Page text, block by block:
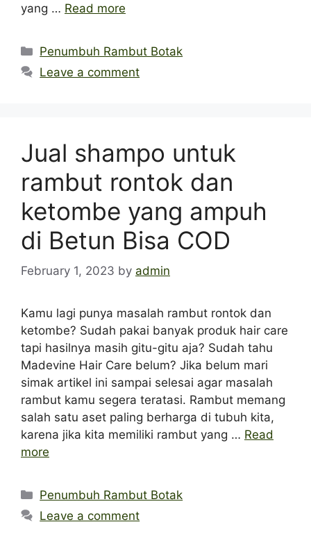
yang … Read more
Categories
Penumbuh Rambut Botak
Leave a comment
Jual shampo untuk
rambut rontok dan
ketombe yang ampuh
di Betun Bisa COD
February 1, 2023 by admin
Kamu lagi punya masalah rambut rontok dan
ketombe? Sudah pakai banyak produk hair care
tapi hasilnya masih gitu-gitu aja? Sudah tahu
Madevine Hair Care belum? Jika belum mari
simak artikel ini sampai selesai agar masalah
rambut kamu segera teratasi. Rambut memang
salah satu aset paling berharga di tubuh kita,
karena jika kita memiliki rambut yang … Read
more
Categories
Penumbuh Rambut Botak
Leave a comment